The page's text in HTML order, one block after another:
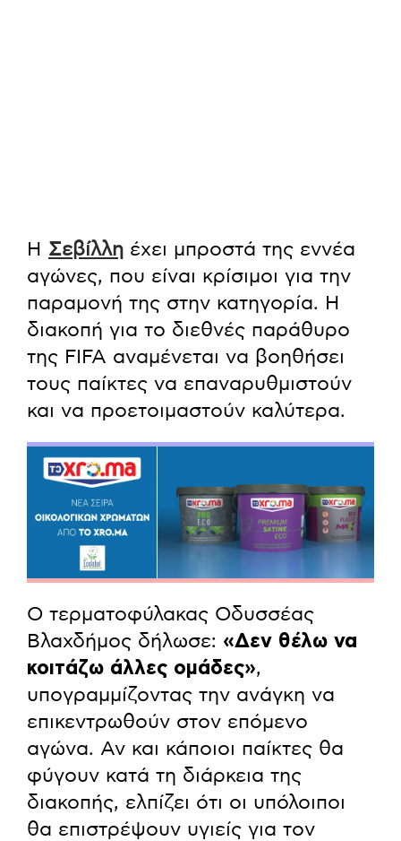
Η Σεβίλλη έχει μπροστά της εννέα
αγώνες, που είναι κρίσιμοι για την
παραμονή της στην κατηγορία. Η
διακοπή για το διεθνές παράθυρο
της FIFA αναμένεται να βοηθήσει
τους παίκτες να επαναρυθμιστούν
και να προετοιμαστούν καλύτερα.
Ο τερματοφύλακας Οδυσσέας
Βλαχδήμος δήλωσε: «Δεν θέλω να
κοιτάζω άλλες ομάδες»,
υπογραμμίζοντας την ανάγκη να
επικεντρωθούν στον επόμενο
αγώνα. Αν και κάποιοι παίκτες θα
φύγουν κατά τη διάρκεια της
διακοπής, ελπίζει ότι οι υπόλοιποι
θα επιστρέψουν υγιείς για τον